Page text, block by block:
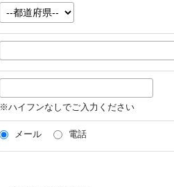
※ハイフンなしでご入力ください
メール 電話